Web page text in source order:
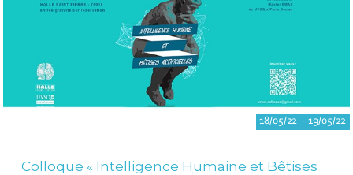
18/05/22 - 19/05/22
Colloque « Intelligence Humaine et Bêtises